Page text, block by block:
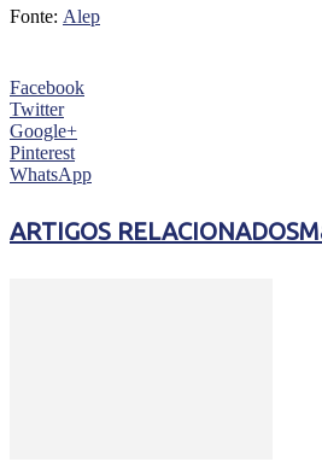
Fonte: Alep
Facebook
Twitter
Google+
Pinterest
WhatsApp
ARTIGOS RELACIONADOS